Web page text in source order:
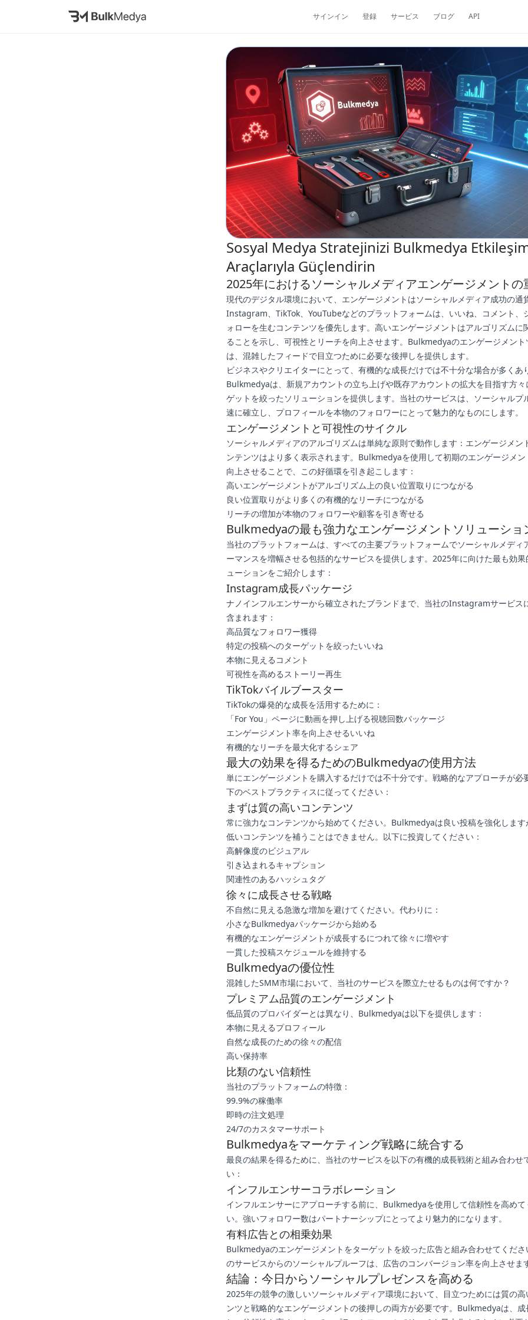
サインイン 登録 サービス ブログ API
Sosyal Medya Stratejinizi Bulkmedya
Araçlarıyla Güçlendirin
2025年におけるソーシャルメディアエンゲージメントの
現代のデジタル環境において、エンゲージメントはソーシャルメディア成功の通
Instagram、TikTok、YouTubeなどのプラットフォームは、いいね、コメント、
ォローを生むコンテンツを優先します。高いエンゲージメントはアルゴリズムに
ることを示し、可視性とリーチを向上させます。Bulkmedyaのエンゲージメント
は、混雑したフィードで目立つために必要な後押しを提供します。
ビジネスやクリエイターにとって、有機的な成長だけでは不十分な場合が多くあ
Bulkmedyaは、新規アカウントの立ち上げや既存アカウントの拡大を目指す方々
ゲットを絞ったソリューションを提供します。当社のサービスは、ソーシャルプ
速に確立し、プロフィールを本物のフォロワーにとって魅力的なものにします。
エンゲージメントと可視性のサイクル
ソーシャルメディアのアルゴリズムは単純な原則で動作します：エンゲージメン
ンテンツはより多く表示されます。Bulkmedyaを使用して初期のエンゲージメン
向上させることで、この好循環を引き起こします：
高いエンゲージメントがアルゴリズム上の良い位置取りにつながる
良い位置取りがより多くの有機的なリーチにつながる
リーチの増加が本物のフォロワーや顧客を引き寄せる
Bulkmedyaの最も強力なエンゲージメントソリューショ
当社のプラットフォームは、すべての主要プラットフォームでソーシャルメディ
ーマンスを増幅させる包括的なサービスを提供します。2025年に向けた最も効果
ューションをご紹介します：
Instagram成長パッケージ
ナノインフルエンサーから確立されたブランドまで、当社のInstagramサービス
含まれます：
高品質なフォロワー獲得
特定の投稿へのターゲットを絞ったいいね
本物に見えるコメント
可視性を高めるストーリー再生
TikTokバイルブースター
TikTokの爆発的な成長を活用するために：
「For You」ページに動画を押し上げる視聴回数パッケージ
エンゲージメント率を向上させるいいね
有機的なリーチを最大化するシェア
最大の効果を得るためのBulkmedyaの使用方法
単にエンゲージメントを購入するだけでは不十分です。戦略的なアプローチが必
下のベストプラクティスに従ってください：
まずは質の高いコンテンツ
常に強力なコンテンツから始めてください。Bulkmedyaは良い投稿を強化します
低いコンテンツを補うことはできません。以下に投資してください：
高解像度のビジュアル
引き込まれるキャプション
関連性のあるハッシュタグ
徐々に成長させる戦略
不自然に見える急激な増加を避けてください。代わりに：
小さなBulkmedyaパッケージから始める
有機的なエンゲージメントが成長するにつれて徐々に増やす
一貫した投稿スケジュールを維持する
Bulkmedyaの優位性
混雑したSMM市場において、当社のサービスを際立たせるものは何ですか？
プレミアム品質のエンゲージメント
低品質のプロバイダーとは異なり、Bulkmedyaは以下を提供します：
本物に見えるプロフィール
自然な成長のための徐々の配信
高い保持率
比類のない信頼性
当社のプラットフォームの特徴：
99.9%の稼働率
即時の注文処理
24/7のカスタマーサポート
Bulkmedyaをマーケティング戦略に統合する
最良の結果を得るために、当社のサービスを以下の有機的成長戦術と組み合わせ
い：
インフルエンサーコラボレーション
インフルエンサーにアプローチする前に、Bulkmedyaを使用して信頼性を高めて
い。強いフォロワー数はパートナーシップにとってより魅力的になります。
有料広告との相乗効果
Bulkmedyaのエンゲージメントをターゲットを絞った広告と組み合わせてくださ
のサービスからのソーシャルプルーフは、広告のコンバージョン率を向上させま
結論：今日からソーシャルプレゼンスを高める
2025年の競争の激しいソーシャルメディア環境において、目立つためには質の高
ンツと戦略的なエンゲージメントの後押しの両方が必要です。Bulkmedyaは、成